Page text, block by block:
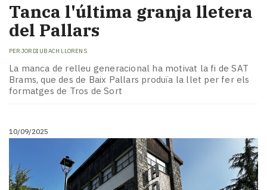
Tanca l'última granja lletera
del Pallars
PER JORDI UBACH LLORENS
La manca de relleu generacional ha motivat la fi de SAT
Brams, que des de Baix Pallars produïa la llet per fer els
formatges de Tros de Sort
10/09/2025